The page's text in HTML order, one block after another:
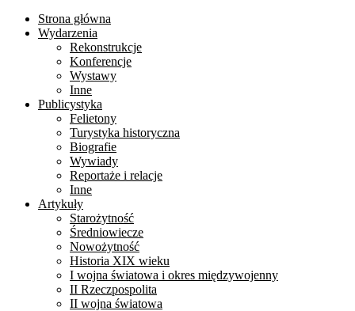
Strona główna
Wydarzenia
Rekonstrukcje
Konferencje
Wystawy
Inne
Publicystyka
Felietony
Turystyka historyczna
Biografie
Wywiady
Reportaże i relacje
Inne
Artykuły
Starożytność
Średniowiecze
Nowożytność
Historia XIX wieku
I wojna światowa i okres międzywojenny
II Rzeczpospolita
II wojna światowa